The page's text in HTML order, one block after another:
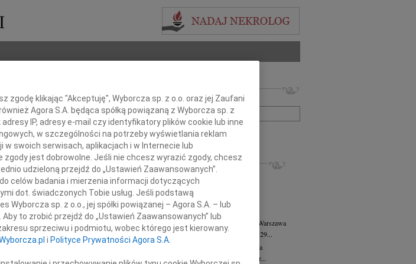
Imię i nazwisko lub numer ogłoszenia:
+ szukanie zaawansowane
INNE NEKROLOGI
07.08.2026Warszawa
Dziekanie Wydziału dr hab. Julii Kubisie,...
07.08.2026Warszawa
Naszej kochanej i dzielnej Marylce Butruk...
Jacek Tadeusz Duniec
Warszawa
Z wielkim żalem przyjęliśmy wiadomość, że 29...
Małgorzata Kościelska
Warszawa
W dniu 3 sierpnia 2026 roku zmarła Profesor...
zgodę klikając "Akceptuję", Wyborcza sp. z o.o. oraz jej Zaufani
Agora S.A. będąca spółką powiązaną z Wyborcza sp. z
IP, adresy e-mail czy identyfikatory plików cookie lub inne
w szczególności na potrzeby wyświetlania reklam
swoich serwisach, aplikacjach i w Internecie lub
jest dobrowolne. Jeśli nie chcesz wyrazić zgody, chcesz
udzieloną przejdź do „Ustawień Zaawansowanych”.
celów badania i mierzenia informacji dotyczących
dot. świadczonych Tobie usług. Jeśli podstawą
sp. z o.o., jej spółki powiązanej – Agora S.A. – lub
to zrobić przejdź do „Ustawień Zaawansowanych” lub
sprzeciwu i podmiotu, wobec którego jest kierowany.
i Polityce Prywatności Agora S.A.